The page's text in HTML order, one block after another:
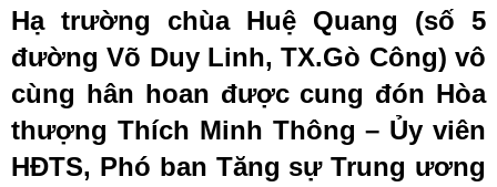
Hạ trường chùa Huệ Quang (số 5
đường Võ Duy Linh, TX.Gò Công) vô
cùng hân hoan được cung đón Hòa
thượng Thích Minh Thông – Ủy viên
HĐTS, Phó ban Tăng sự Trung ương